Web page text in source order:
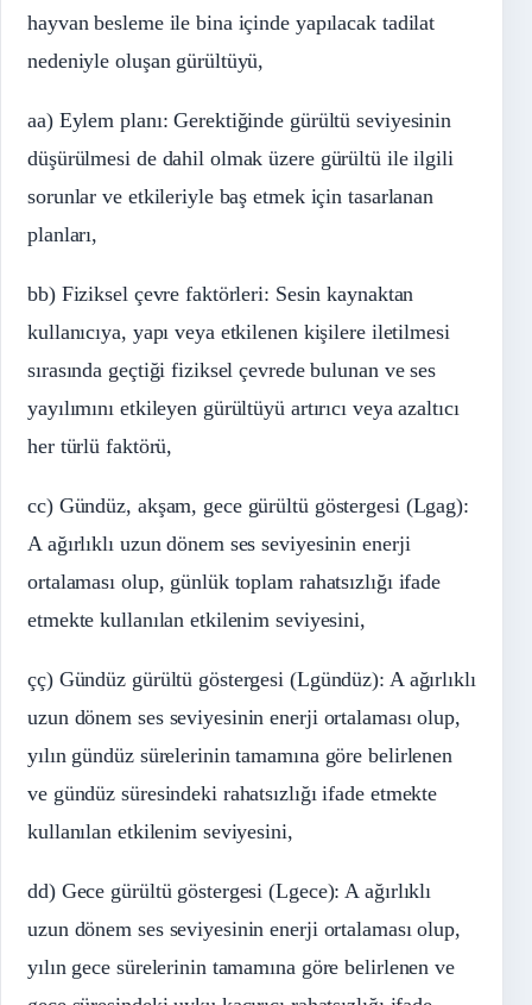
hayvan besleme ile bina içinde yapılacak tadilat
nedeniyle oluşan gürültüyü,
aa) Eylem planı: Gerektiğinde gürültü seviyesinin
düşürülmesi de dahil olmak üzere gürültü ile ilgili
sorunlar ve etkileriyle baş etmek için tasarlanan
planları,
bb) Fiziksel çevre faktörleri: Sesin kaynaktan
kullanıcıya, yapı veya etkilenen kişilere iletilmesi
sırasında geçtiği fiziksel çevrede bulunan ve ses
yayılımını etkileyen gürültüyü artırıcı veya azaltıcı
her türlü faktörü,
cc) Gündüz, akşam, gece gürültü göstergesi (Lgag):
A ağırlıklı uzun dönem ses seviyesinin enerji
ortalaması olup, günlük toplam rahatsızlığı ifade
etmekte kullanılan etkilenim seviyesini,
çç) Gündüz gürültü göstergesi (Lgündüz): A ağırlıklı
uzun dönem ses seviyesinin enerji ortalaması olup,
yılın gündüz sürelerinin tamamına göre belirlenen
ve gündüz süresindeki rahatsızlığı ifade etmekte
kullanılan etkilenim seviyesini,
dd) Gece gürültü göstergesi (Lgece): A ağırlıklı
uzun dönem ses seviyesinin enerji ortalaması olup,
yılın gece sürelerinin tamamına göre belirlenen ve